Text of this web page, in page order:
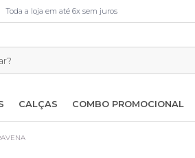
Toda a loja em até 6x sem juros
CALÇAS COMBO PROMOCIONAL